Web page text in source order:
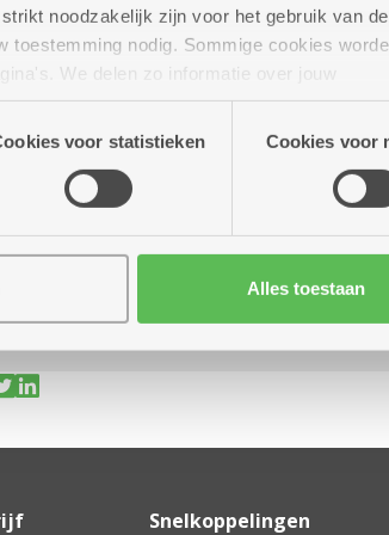
noodzakelijk zijn voor het gebruik van
toestemming nodig. Sommige cookies
We delen zo informatie over jouw
en analyse. Deze partners kunnen
voor statistieken Cookies voor
Alles toestaan
Snelkoppelingen